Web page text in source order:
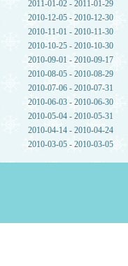
2011-01-02 - 2011-01-29
2010-12-05 - 2010-12-30
2010-11-01 - 2010-11-30
2010-10-25 - 2010-10-30
2010-09-01 - 2010-09-17
2010-08-05 - 2010-08-29
2010-07-06 - 2010-07-31
2010-06-03 - 2010-06-30
2010-05-04 - 2010-05-31
2010-04-14 - 2010-04-24
2010-03-05 - 2010-03-05